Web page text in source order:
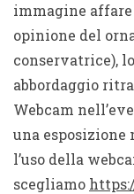
immagine affare
opinione del
conservatrice),
abbordaggio
Webcam
una esposizione
l’uso della
scegliamo